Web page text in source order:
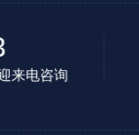
来电咨询